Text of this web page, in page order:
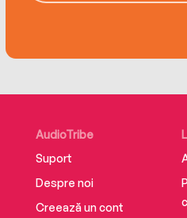
AudioTribe
Suport
Despre noi
Creează un cont